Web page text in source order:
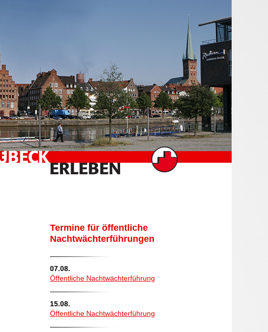
Termine für öffentliche
Nachtwächterführungen
07.08.
Öffentliche Nachtwächterführung
15.08.
Öffentliche Nachtwächterführung